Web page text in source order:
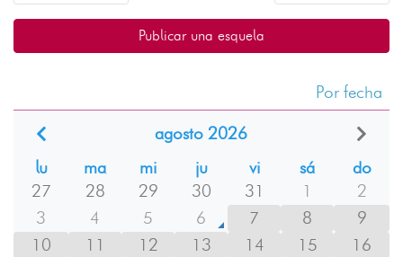
Publicar una esquela
Por fecha
agosto 2026
lu
ma mi ju vi sá
do
27
28 29 30 31 1
2
3
4 5 6 7 8
9
10
11 12 13 14 15
16